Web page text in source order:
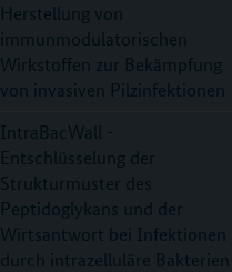
Herstellung von
immunmodulatorischen
Wirkstoffen zur Bekämpfung
von invasiven Pilzinfektionen
IntraBacWall -
Entschlüsselung der
Strukturmuster des
Peptidoglykans und der
Wirtsantwort bei Infektionen
durch intrazelluläre Bakterien